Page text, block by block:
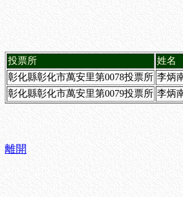
投票所 姓名
彰化縣彰化市萬安里第0078投票所 李
彰化縣彰化市萬安里第0079投票所 李
離開